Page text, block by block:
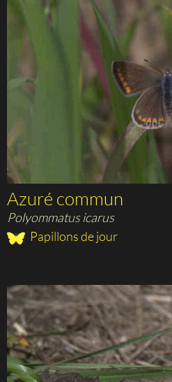
Azuré commun
Polyommatus icarus
Papillons de jour